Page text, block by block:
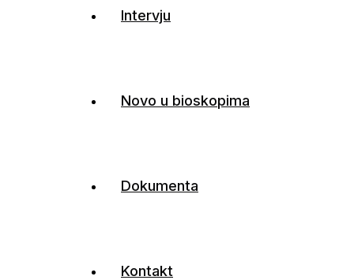
Intervju
Novo u bioskopima
Dokumenta
Kontakt